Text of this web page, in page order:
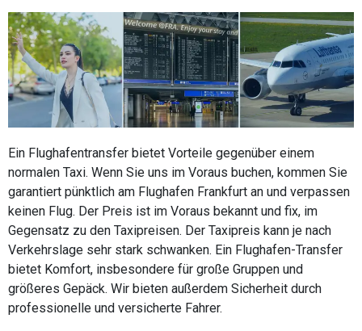
Ein Flughafentransfer bietet Vorteile gegenüber einem
normalen Taxi. Wenn Sie uns im Voraus buchen, kommen Sie
garantiert pünktlich am Flughafen Frankfurt an und verpassen
keinen Flug. Der Preis ist im Voraus bekannt und fix, im
Gegensatz zu den Taxipreisen. Der Taxipreis kann je nach
Verkehrslage sehr stark schwanken. Ein Flughafen-Transfer
bietet Komfort, insbesondere für große Gruppen und
größeres Gepäck. Wir bieten außerdem Sicherheit durch
professionelle und versicherte Fahrer.